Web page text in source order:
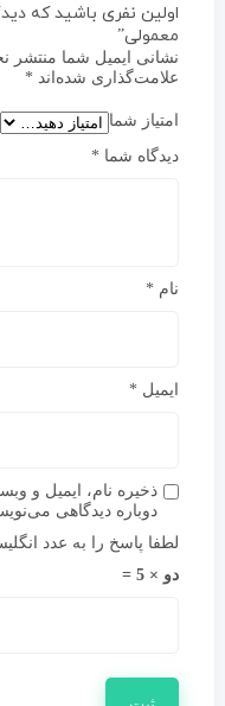
اولین نفری باشید که
معمولی”
نشانی ایمیل شما منتشر
علامت‌گذاری شده‌اند *
امتیاز شما
دیدگاه شما *
نام *
ایمیل *
ذخیره نام، ایمیل و
دوباره دیدگاهی
لطفا پاسخ را به عدد
دو × 5 =